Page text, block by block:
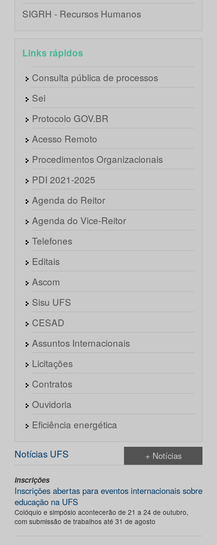
SIGRH - Recursos Humanos
Links rápidos
Consulta pública de processos
Sei
Protocolo GOV.BR
Acesso Remoto
Procedimentos Organizacionais
PDI 2021-2025
Agenda do Reitor
Agenda do Vice-Reitor
Telefones
Editais
Ascom
Sisu UFS
CESAD
Assuntos Internacionais
Licitações
Contratos
Ouvidoria
Eficiência energética
Notícias UFS + Notícias
Inscrições
Inscrições abertas para eventos internacionais sobre
educação na UFS
Colóquio e simpósio acontecerão de 21 a 24 de outubro,
com submissão de trabalhos até 31 de agosto